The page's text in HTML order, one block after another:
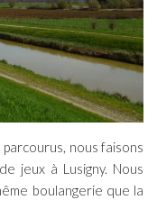
nous faisons
jeux à Lusigny. Nous
boulangerie que la